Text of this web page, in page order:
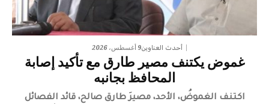
أحدث العناوين9 أغسطس، 2026
غموض يكتنف مصير طارق مع تأكيد إصابة
المحافظ بجانبه
اكتنف الغموضُ، الأحد، مصيرَ طارق صالح، قائد الفصائل